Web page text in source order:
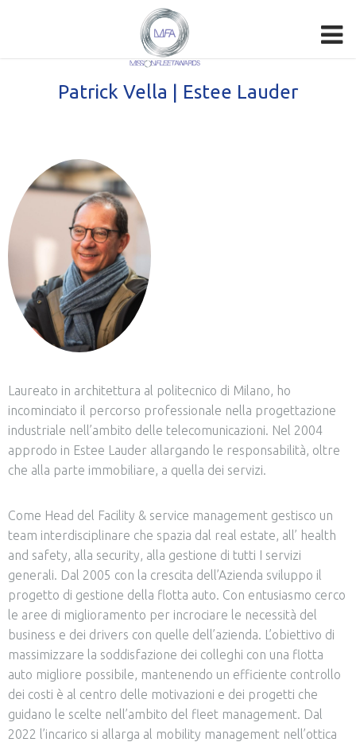
Patrick Vella | Estee Lauder
Laureato in architettura al politecnico di Milano, ho
incominciato il percorso professionale nella progettazione
industriale nell’ambito delle telecomunicazioni. Nel 2004
approdo in Estee Lauder allargando le responsabilità, oltre
che alla parte immobiliare, a quella dei servizi.
Come Head del Facility & service management gestisco un
team interdisciplinare che spazia dal real estate, all’ health
and safety, alla security, alla gestione di tutti I servizi
generali. Dal 2005 con la crescita dell’Azienda sviluppo il
progetto di gestione della flotta auto. Con entusiasmo cerco
le aree di miglioramento per incrociare le necessità del
business e dei drivers con quelle dell’azienda. L’obiettivo di
massimizzare la soddisfazione dei colleghi con una flotta
auto migliore possibile, mantenendo un efficiente controllo
dei costi è al centro delle motivazioni e dei progetti che
guidano le scelte nell’ambito del fleet management. Dal
2022 l’incarico si allarga al mobility management nell’ottica